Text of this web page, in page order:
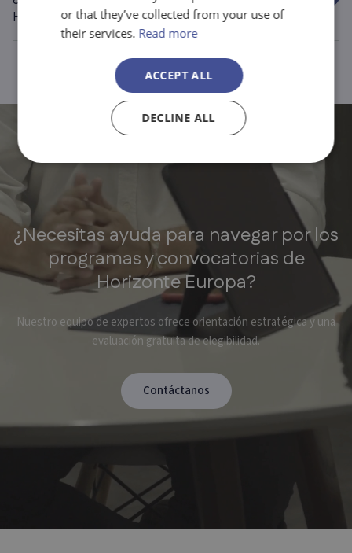
Horizon Europe?
¿Necesitas ayuda para navegar por los
programas y convocatorias de
Horizonte Europa?
Nuestro equipo de expertos ofrece orientación estratégica y una
evaluación gratuita de elegibilidad.
Contáctanos
or that they’ve collected from your use of
their services. Read more
ACCEPT ALL
DECLINE ALL